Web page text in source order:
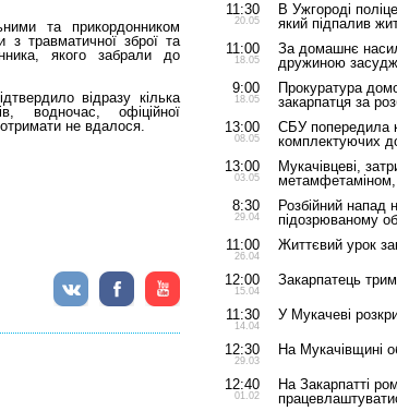
та прикордонником
з травматичної зброї та
якого забрали до
відразу кілька
водночас, офіційної
не вдалося.
11:30
20.05
В Ужгороді
який підпалив
11:00
18.05
За домашнє
дружиною
9:00
18.05
Прокуратура
закарпатця за
13:00
08.05
СБУ попередила
комплектуючих
13:00
03.05
Мукачівцеві,
метамфетаміном,
8:30
29.04
Розбійний напад
підозрюваному
11:00
26.04
Життєвий урок
12:00
15.04
Закарпатець
11:30
14.04
У Мукачеві
12:30
29.03
На Мукачівщині
12:40
01.02
На Закарпатті